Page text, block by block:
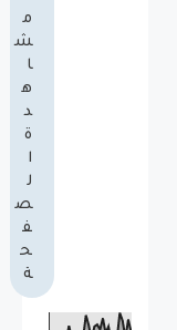
م
ش
ا
ه
د
ة
ا
ل
ص
ف
ح
ة